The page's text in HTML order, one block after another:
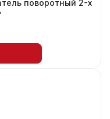
поворотный 2-х